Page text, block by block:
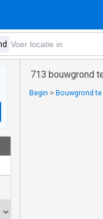
713 bouwgrond
Begin > Bouwgrond